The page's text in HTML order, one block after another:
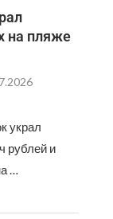
на пляже
украл
рублей и
…